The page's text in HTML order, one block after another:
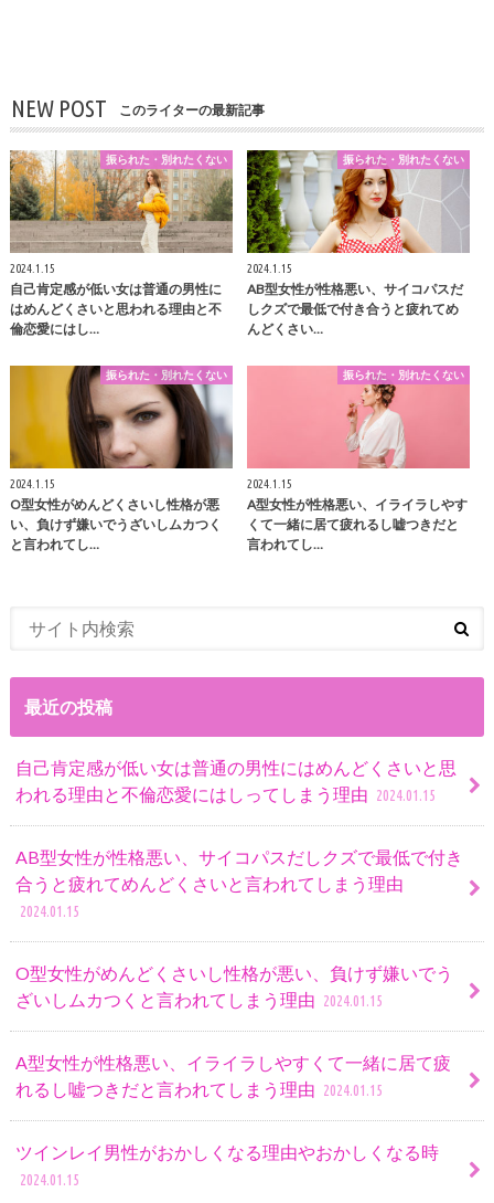
NEW POST このライターの最新記事
振られた・別れたくない
2024.1.15
自己肯定感が低い女は普通の男性に
はめんどくさいと思われる理由と不
倫恋愛にはし…
振られた・別れたくない
2024.1.15
AB型女性が性格悪い、サイコパスだ
しクズで最低で付き合うと疲れてめ
んどくさい…
振られた・別れたくない
2024.1.15
O型女性がめんどくさいし性格が悪
い、負けず嫌いでうざいしムカつく
と言われてし…
振られた・別れたくない
2024.1.15
A型女性が性格悪い、イライラしやす
くて一緒に居て疲れるし嘘つきだと
言われてし…
最近の投稿
自己肯定感が低い女は普通の男性にはめんどくさいと思
われる理由と不倫恋愛にはしってしまう理由 2024.01.15
AB型女性が性格悪い、サイコパスだしクズで最低で付き
合うと疲れてめんどくさいと言われてしまう理由
2024.01.15
O型女性がめんどくさいし性格が悪い、負けず嫌いでう
ざいしムカつくと言われてしまう理由 2024.01.15
A型女性が性格悪い、イライラしやすくて一緒に居て疲
れるし嘘つきだと言われてしまう理由 2024.01.15
ツインレイ男性がおかしくなる理由やおかしくなる時
2024.01.15